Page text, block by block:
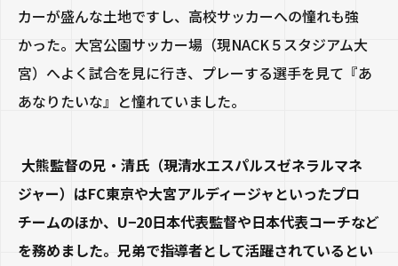
カーが盛んな土地ですし、高校サッカーへの憧れも強
かった。大宮公園サッカー場（現NACK５スタジアム大
宮）へよく試合を見に行き、プレーする選手を見て『あ
あなりたいな』と憧れていました。
大熊監督の兄・清氏（現清水エスパルスゼネラルマネ
ジャー）はFC東京や大宮アルディージャといったプロ
チームのほか、U−20日本代表監督や日本代表コーチなど
を務めました。兄弟で指導者として活躍されているとい